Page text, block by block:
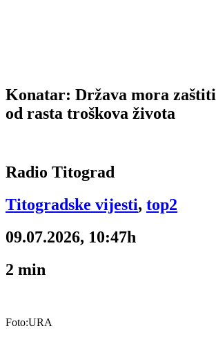
Konatar: Država mora
od rasta troškova života
Radio Titograd
Titogradske vijesti, top2
09.07.2026, 10:47h
2 min
Foto:URA